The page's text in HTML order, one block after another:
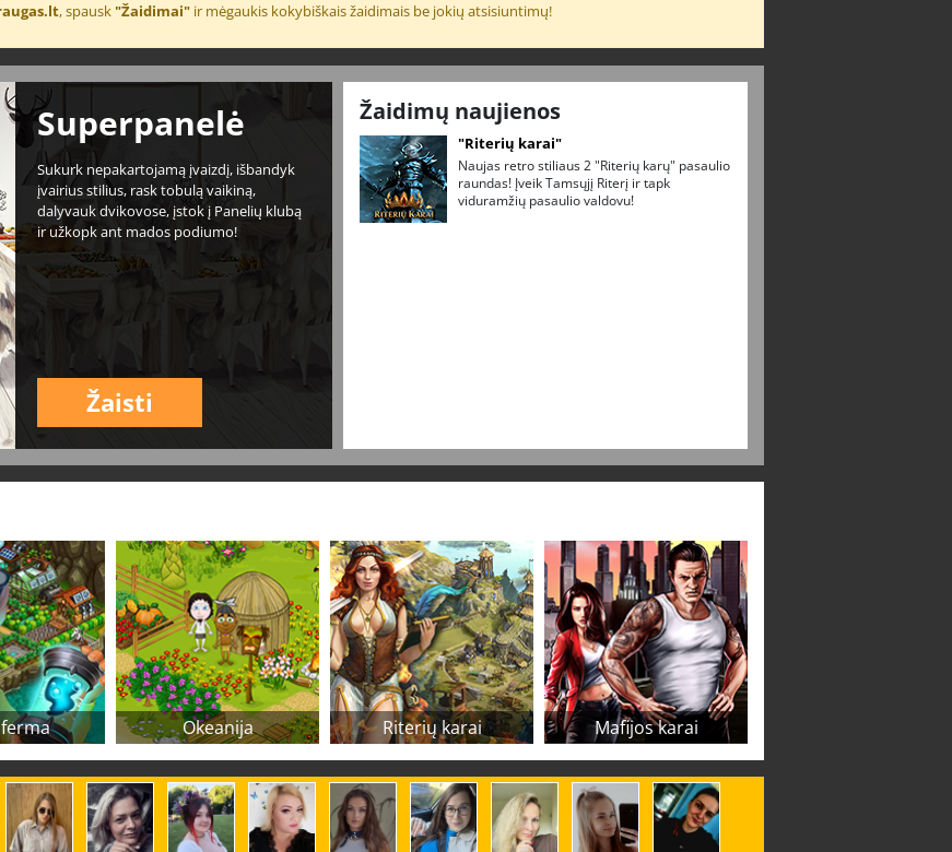
, spausk"Žaidimai" ir mėgaukis kokybiškais žaidimais be jokių atsisiuntimų!
Superpanelė
Sukurk nepakartojamą įvaizdį, išbandyk
įvairius stilius, rask tobulą vaikiną,
dalyvauk dvikovose, įstok į Panelių klubą
ir užkopk ant mados podiumo!
Žaisti
Žaidimų naujienos
"Riterių karai"
Naujas retro stiliaus 2 "Riterių karų" pasaulio
raundas! Įveik Tamsųjį Riterį ir tapk
viduramžių pasaulio valdovu!
Okeanija Riterių karai Mafijos karai